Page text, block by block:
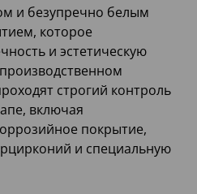
и безупречно белым
которое
и эстетическую
строгий контроль
включая
покрытие,
и специальную